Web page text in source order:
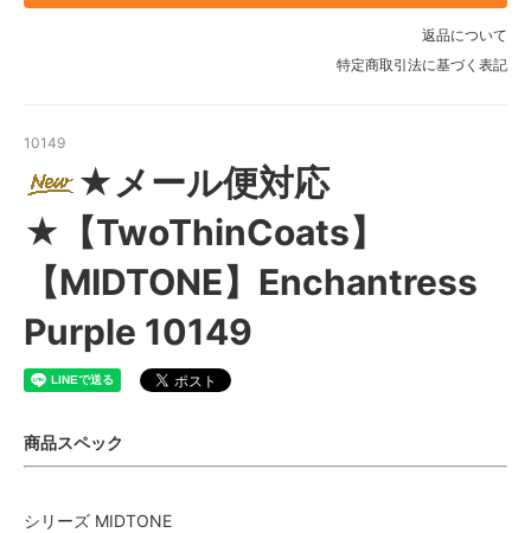
返品について
特定商取引法に基づく表記
10149
★メール便対応
★【TwoThinCoats】
【MIDTONE】Enchantress
Purple 10149
商品スペック
シリーズ MIDTONE